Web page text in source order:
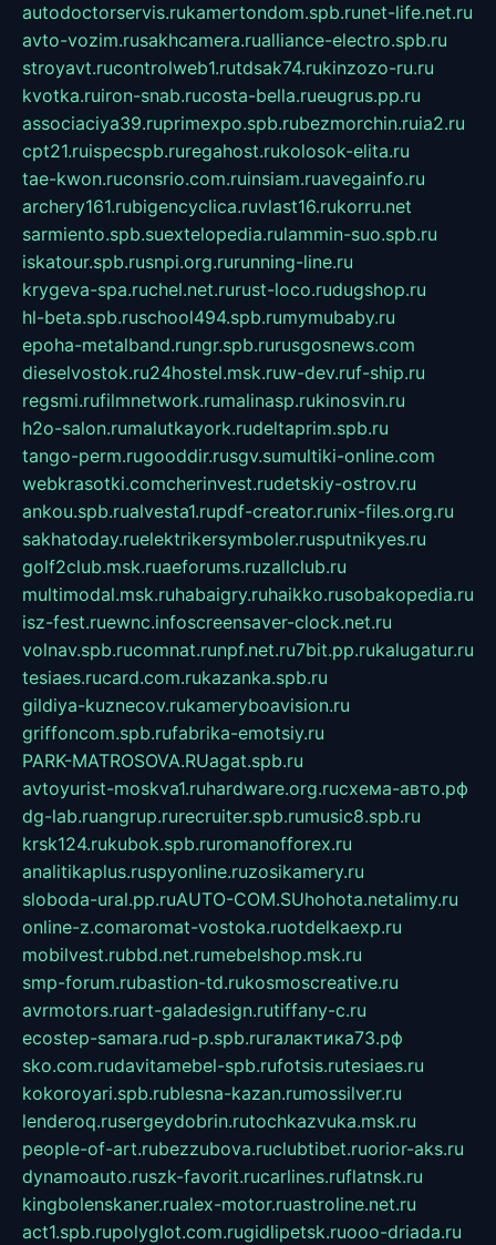
autodoctorservis.rukamertondom.spb.runet-life.net.ru
avto-vozim.rusakhcamera.rualliance-electro.spb.ru
stroyavt.rucontrolweb1.rutdsak74.rukinzozo-ru.ru
kvotka.ruiron-snab.rucosta-bella.rueugrus.pp.ru
associaciya39.ruprimexpo.spb.rubezmorchin.ruia2.ru
cpt21.ruispecspb.ruregahost.rukolosok-elita.ru
tae-kwon.ruconsrio.com.ruinsiam.ruavegainfo.ru
archery161.rubigencyclica.ruvlast16.rukorru.net
sarmiento.spb.suextelopedia.rulammin-suo.spb.ru
iskatour.spb.rusnpi.org.rurunning-line.ru
krygeva-spa.ruchel.net.rurust-loco.rudugshop.ru
hl-beta.spb.ruschool494.spb.rumymubaby.ru
epoha-metalband.rungr.spb.rurusgosnews.com
dieselvostok.ru24hostel.msk.ruw-dev.ruf-ship.ru
regsmi.rufilmnetwork.rumalinasp.rukinosvin.ru
h2o-salon.rumalutkayork.rudeltaprim.spb.ru
tango-perm.rugooddir.rusgv.sumultiki-online.com
webkrasotki.comcherinvest.rudetskiy-ostrov.ru
ankou.spb.rualvesta1.rupdf-creator.runix-files.org.ru
sakhatoday.ruelektrikersymboler.rusputnikyes.ru
golf2club.msk.ruaeforums.ruzallclub.ru
multimodal.msk.ruhabaigry.ruhaikko.rusobakopedia.ru
isz-fest.ruewnc.infoscreensaver-clock.net.ru
volnav.spb.rucomnat.runpf.net.ru7bit.pp.rukalugatur.ru
tesiaes.rucard.com.rukazanka.spb.ru
gildiya-kuznecov.rukameryboavision.ru
griffoncom.spb.rufabrika-emotsiy.ru
PARK-MATROSOVA.RUagat.spb.ru
avtoyurist-moskva1.ruhardware.org.ruсхема-авто.рф
dg-lab.ruangrup.rurecruiter.spb.rumusic8.spb.ru
krsk124.rukubok.spb.ruromanofforex.ru
analitikaplus.ruspyonline.ruzosikamery.ru
sloboda-ural.pp.ruAUTO-COM.SUhohota.netalimy.ru
online-z.comaromat-vostoka.ruotdelkaexp.ru
mobilvest.rubbd.net.rumebelshop.msk.ru
smp-forum.rubastion-td.rukosmoscreative.ru
avrmotors.ruart-galadesign.rutiffany-c.ru
ecostep-samara.rud-p.spb.ruгалактика73.рф
sko.com.rudavitamebel-spb.rufotsis.rutesiaes.ru
kokoroyari.spb.rublesna-kazan.rumossilver.ru
lenderoq.rusergeydobrin.rutochkazvuka.msk.ru
people-of-art.rubezzubova.ruclubtibet.ruorior-aks.ru
dynamoauto.ruszk-favorit.rucarlines.ruflatnsk.ru
kingbolenskaner.rualex-motor.ruastroline.net.ru
act1.spb.rupolyglot.com.rugidlipetsk.ruooo-driada.ru